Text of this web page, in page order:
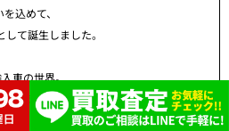
込めて、
て誕生しました。
車の世界。
いうことによって叶えられる歓びがあ